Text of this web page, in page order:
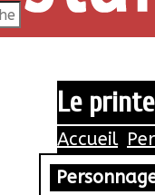
Le
Accueil